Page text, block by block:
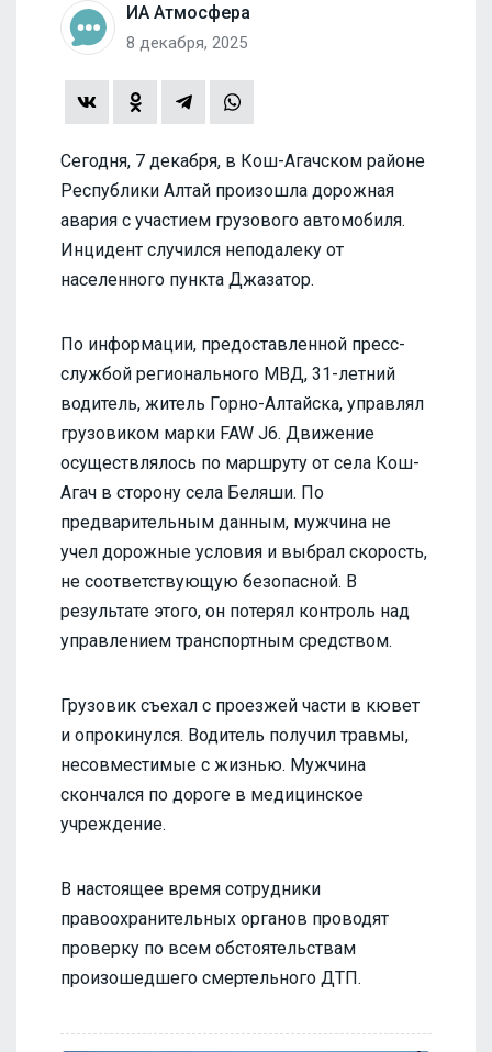
ИА Атмосфера
8 декабря, 2025
Сегодня, 7 декабря, в Кош-Агачском районе
Республики Алтай произошла дорожная
авария с участием грузового автомобиля.
Инцидент случился неподалеку от
населенного пункта Джазатор.
По информации, предоставленной пресс-
службой регионального МВД, 31-летний
водитель, житель Горно-Алтайска, управлял
грузовиком марки FAW J6. Движение
осуществлялось по маршруту от села Кош-
Агач в сторону села Беляши. По
предварительным данным, мужчина не
учел дорожные условия и выбрал скорость,
не соответствующую безопасной. В
результате этого, он потерял контроль над
управлением транспортным средством.
Грузовик съехал с проезжей части в кювет
и опрокинулся. Водитель получил травмы,
несовместимые с жизнью. Мужчина
скончался по дороге в медицинское
учреждение.
В настоящее время сотрудники
правоохранительных органов проводят
проверку по всем обстоятельствам
произошедшего смертельного ДТП.